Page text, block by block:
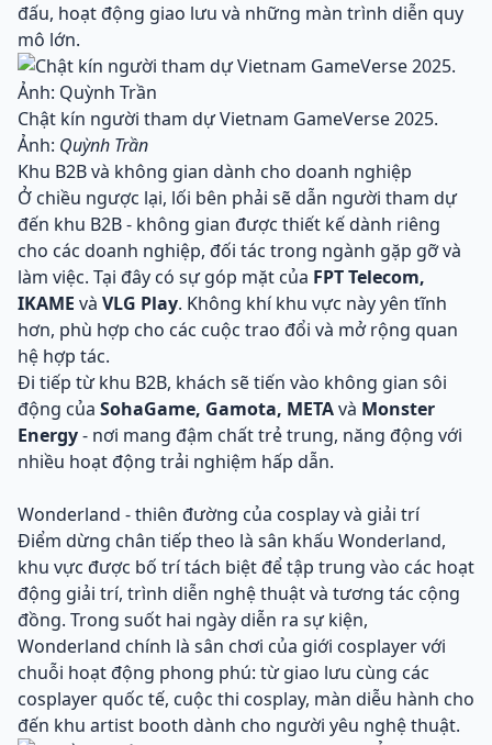
đấu, hoạt động giao lưu và những màn trình diễn quy
mô lớn.
Chật kín người tham dự Vietnam GameVerse 2025.
Ảnh: Quỳnh Trần
Khu B2B và không gian dành cho doanh nghiệp
Ở chiều ngược lại, lối bên phải sẽ dẫn người tham dự
đến khu B2B - không gian được thiết kế dành riêng
cho các doanh nghiệp, đối tác trong ngành gặp gỡ và
làm việc. Tại đây có sự góp mặt của FPT Telecom,
IKAME và VLG Play. Không khí khu vực này yên tĩnh
hơn, phù hợp cho các cuộc trao đổi và mở rộng quan
hệ hợp tác.
Đi tiếp từ khu B2B, khách sẽ tiến vào không gian sôi
động của SohaGame, Gamota, METAvà Monster
Energy- nơi mang đậm chất trẻ trung, năng động với
nhiều hoạt động trải nghiệm hấp dẫn.
Wonderland - thiên đường của cosplay và giải trí
Điểm dừng chân tiếp theo là sân khấu Wonderland,
khu vực được bố trí tách biệt để tập trung vào các hoạt
động giải trí, trình diễn nghệ thuật và tương tác cộng
đồng. Trong suốt hai ngày diễn ra sự kiện,
Wonderland chính là sân chơi của giới cosplayer với
chuỗi hoạt động phong phú: từ giao lưu cùng các
cosplayer quốc tế, cuộc thi cosplay, màn diễu hành cho
đến khu artist booth dành cho người yêu nghệ thuật.